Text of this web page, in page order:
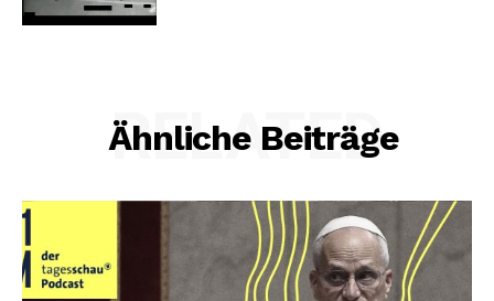
Ähnliche Beiträge
RELATED